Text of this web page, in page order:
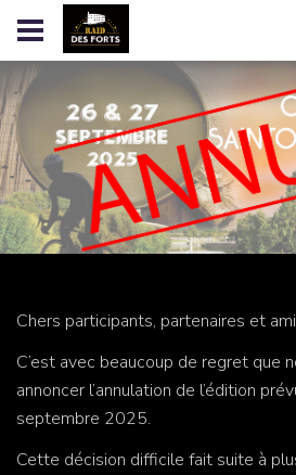
Chers participants, partenaires et
C’est avec beaucoup de regret que
annoncer l’annulation de l’édition
septembre 2025.
Cette décision difficile fait suite à